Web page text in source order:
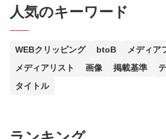
人気のキーワード
WEBクリッピング btoB メディア
メディアリスト
画像 掲載基準
タイトル